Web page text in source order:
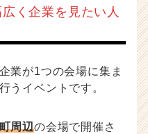
く企業を見たい人
業が1つの会場に集ま
うイベントです。
周辺の会場で開催さ